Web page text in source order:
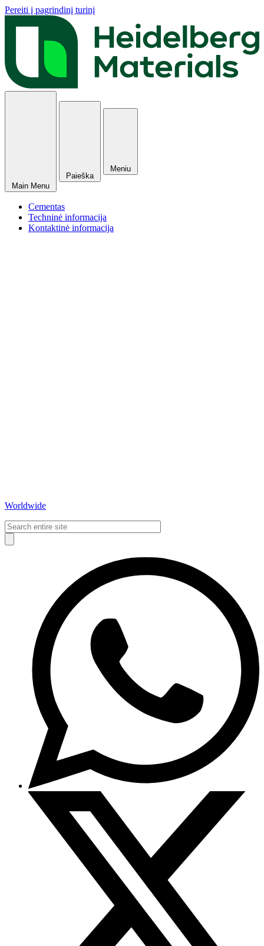
Pereiti į pagrindinį turinį
Main Menu
Paieška
Meniu
Cementas
Techninė informacija
Kontaktinė informacija
Worldwide